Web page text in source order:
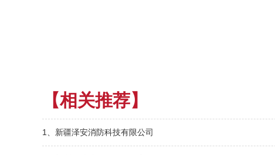
【相关推荐】
1、新疆泽安消防科技有限公司